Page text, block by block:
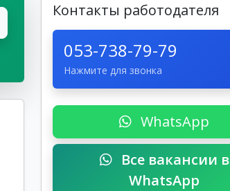
Контакты работодателя
053-738-79-79
Нажмите для звонка
WhatsApp
Все вакансии в
WhatsApp